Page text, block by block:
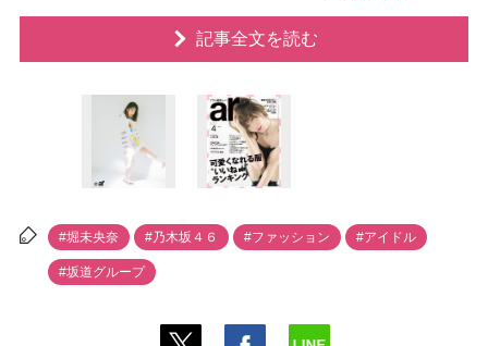
記事全文を読む
#堀未央奈 #乃木坂４６ #ファッション #アイドル
#坂道グループ